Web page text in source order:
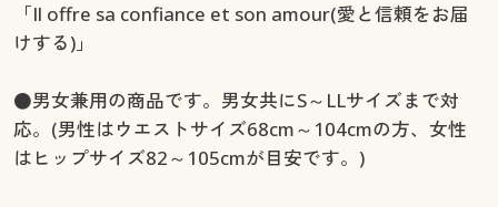
「Il offre sa confiance et son amour(愛と信頼をお届
けする)」
●男女兼用の商品です。男女共にS～LLサイズまで対
応。(男性はウエストサイズ68cm～104cmの方、女性
はヒップサイズ82～105cmが目安です。)